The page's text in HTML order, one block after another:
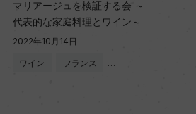
マリアージュを検証する会 ～
代表的な家庭料理とワイン～
2022年10月14日
ワイン フランス …